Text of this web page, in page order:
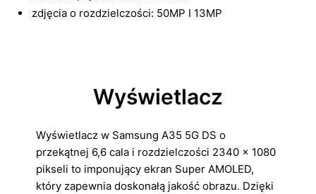
zdjęcia o rozdzielczości: 50MP I 13MP
Wyświetlacz
Wyświetlacz w Samsung A35 5G DS o
przekątnej 6,6 cala i rozdzielczości 2340 x 1080
pikseli to imponujący ekran Super AMOLED,
który zapewnia doskonałą jakość obrazu. Dzięki